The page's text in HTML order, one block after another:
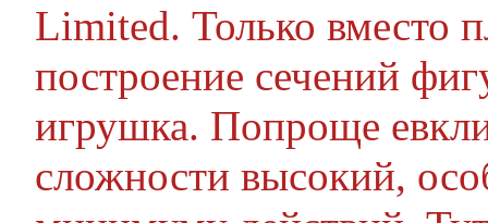
Limited. Только вместо
построение сечений
игрушка. Попроще
сложности высокий,